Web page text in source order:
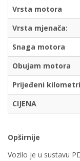
Vrsta motora
Vrsta mjenača:
Snaga motora
Obujam motora
Prijeđeni kilometri
CIJENA
Opširnije
Vozilo je u sustavu